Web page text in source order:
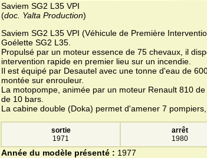
Saviem SG2 L35 VPI
(doc. Yalta Production)
Saviem SG2 L35 VPI (Véhicule de Première
Goélette SG2 L35.
Propulsé par un moteur essence de 75 chevaux, il
intervention rapide en premier lieu sur un incendie.
Il est équipé par Desautel avec une tonne d'eau de
montée sur enrouleur.
La motopompe, animée par un moteur Renault 810
de 10 bars.
La cabine double (Doka) permet d'amener 7
sortie
1971
arrêt
1980
Année du modèle présenté : 1977